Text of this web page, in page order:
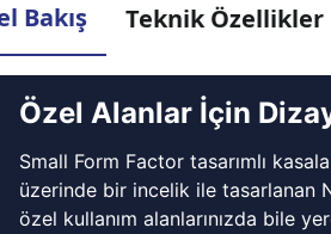
Bakış Teknik Özellikler
Özel Alanlar İçin
Small Form Factor tasarımlı
üzerinde bir incelik ile tasarlanan
özel kullanım alanlarınızda bile